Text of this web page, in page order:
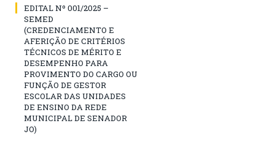
EDITAL Nº 001/2025 –
SEMED
(CREDENCIAMENTO E
AFERIÇÃO DE CRITÉRIOS
TÉCNICOS DE MÉRITO E
DESEMPENHO PARA
PROVIMENTO DO CARGO OU
FUNÇÃO DE GESTOR
ESCOLAR DAS UNIDADES
DE ENSINO DA REDE
MUNICIPAL DE SENADOR
JO)